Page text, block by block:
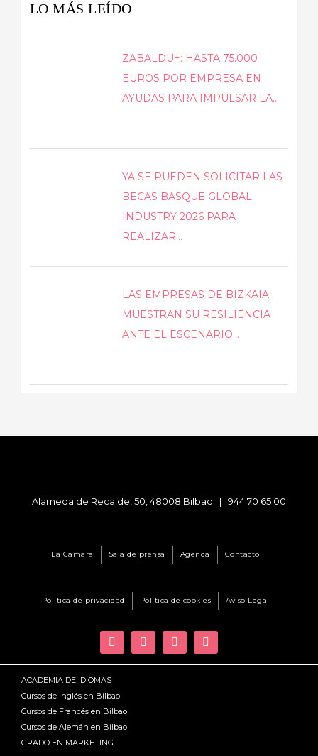
LO MÁS LEÍDO
ZABALDU+: HASTA 75.000
EUROS POR EMPRESA EN
AYUDAS PARA IMPULSAR LA...
YA SE PUEDEN SOLICITAR LAS
BECAS BASQUE GLOBAL
INDUSTRY 2026 PARA
REALIZAR...
LAS EMPRESAS DE BIZKAIA
MUESTRAN SU RESILIENCIA
ANTE EL ESCENARIO...
Alameda de Recalde, 50, 48008 Bilbao | 944 70 65 00
La Cámara Sala de prensa Agenda Contacto
Política de privacidad Política de cookies Aviso Legal
ACADEMIA DE IDIOMAS
Cursos de Inglés en Bilbao
Cursos de Francés en Bilbao
Cursos de Alemán en Bilbao
GRADO EN MARKETING